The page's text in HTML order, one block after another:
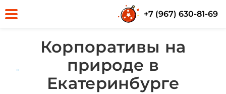
+7 (967) 630-81-69
Корпоративы на
природе в
Екатеринбурге
*